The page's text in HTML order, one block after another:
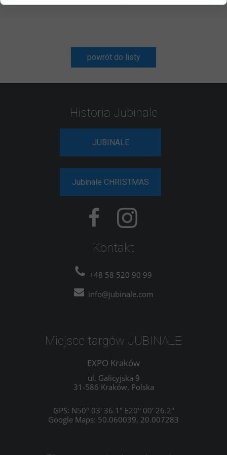
powrót do listy
Historia Jubinale
Kontakt
+48 58 520 90 99
info@jubinale.com
Miejsce targów JUBINALE
EXPO Kraków
ul. Galicyjska 9
31-586 Kraków, Polska
GPS: N50° 03' 36.1" E20° 00' 26.2"
Google Maps: 50.060039, 20.007283
Jubinale CHRISTMAS
JUBINALE